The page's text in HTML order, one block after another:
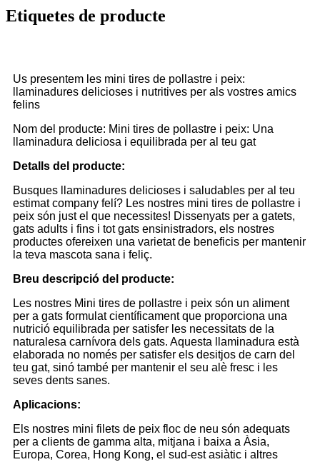
Etiquetes de producte
Us presentem les mini tires de pollastre i peix:
llaminadures delicioses i nutritives per als vostres amics
felins
Nom del producte: Mini tires de pollastre i peix: Una
llaminadura deliciosa i equilibrada per al teu gat
Detalls del producte:
Busques llaminadures delicioses i saludables per al teu
estimat company felí? Les nostres mini tires de pollastre i
peix són just el que necessites! Dissenyats per a gatets,
gats adults i fins i tot gats ensinistradors, els nostres
productes ofereixen una varietat de beneficis per mantenir
la teva mascota sana i feliç.
Breu descripció del producte:
Les nostres Mini tires de pollastre i peix són un aliment
per a gats formulat científicament que proporciona una
nutrició equilibrada per satisfer les necessitats de la
naturalesa carnívora dels gats. Aquesta llaminadura està
elaborada no només per satisfer els desitjos de carn del
teu gat, sinó també per mantenir el seu alè fresc i les
seves dents sanes.
Aplicacions:
Els nostres mini filets de peix floc de neu són adequats
per a clients de gamma alta, mitjana i baixa a Àsia,
Europa, Corea, Hong Kong, el sud-est asiàtic i altres